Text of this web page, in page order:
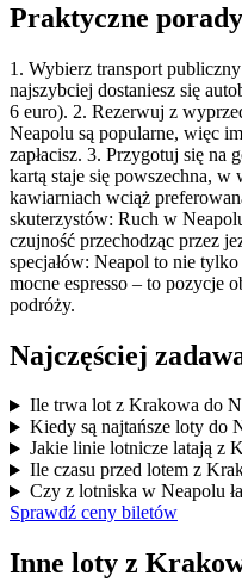
Praktyczne porady
1. Wybierz transport
najszybciej dostaniesz się
6 euro). 2. Rezerwuj z
Neapolu są popularne, więc
zapłacisz. 3. Przygotuj się na
kartą staje się powszechna,
kawiarniach wciąż
skuterzystów: Ruch w
czujność przechodząc przez
specjałów: Neapol to nie
mocne espresso – to pozycje
podróży.
Najczęściej
Ile trwa lot z Krakowa do
Kiedy są najtańsze loty do
Jakie linie lotnicze latają z
Ile czasu przed lotem z
Czy z lotniska w Neapolu
Sprawdź ceny biletów
Inne loty z